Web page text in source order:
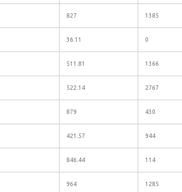
827 1385
36.11 0
511.81 1366
522.14 2767
879 430
421.57 944
846.44 114
964 1285